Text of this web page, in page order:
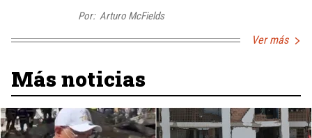
Por: Arturo McFields
Ver más
Más noticias